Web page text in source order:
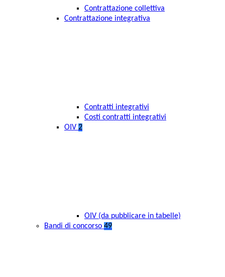
Contrattazione collettiva
Contrattazione integrativa
Contratti integrativi
Costi contratti integrativi
OIV 2
OIV (da pubblicare in tabelle)
Bandi di concorso 49